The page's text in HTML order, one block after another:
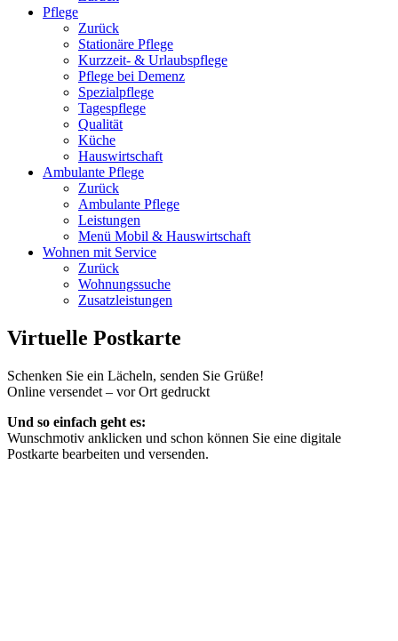
Pflege
Zurück
Stationäre Pflege
Kurzzeit- & Urlaubspflege
Pflege bei Demenz
Spezialpflege
Tagespflege
Qualität
Küche
Hauswirtschaft
Ambulante Pflege
Zurück
Ambulante Pflege
Leistungen
Menü Mobil & Hauswirtschaft
Wohnen mit Service
Zurück
Wohnungssuche
Zusatzleistungen
Virtuelle Postkarte
Schenken Sie ein Lächeln, senden Sie Grüße!
Online versendet – vor Ort gedruckt
Und so einfach geht es:
Wunschmotiv anklicken und schon können Sie eine digitale
Postkarte bearbeiten und versenden.